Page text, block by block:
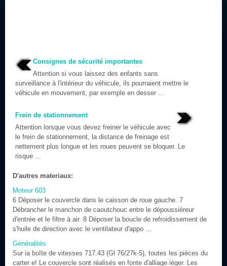
Consignes de sécurité importantes
Attention si vous laissez des enfants sans
surveillance à l'intérieur du véhicule, ils pourraient mettre le
véhicule en mouvement, par exemple en desser ...
Frein de stationnement
Attention lorsque vous devez freiner le véhicule avec
le frein de stationnement, la distance de freinage est
nettement plus longue et les roues peuvent se bloquer. Le
risque ...
D'autres materiaux:
Moteur 603
6 Déposer le couvercle dans le caisson de roue gauche. 7
Débrancher le manchon de caoutchouc entre le dépoussiéreur
d'entrée et le filtre à air. 8 Déposer la boucle de refroidissement de
s'huile de direction avec le ventilateur d'appo ...
Généralités
Sur ia boîte de vitesses 717.43 (Gl 76/27k-5), toutes les pièces du
carter e! Le couvercle sont réalisés en fonte d'alliage iéger. Les